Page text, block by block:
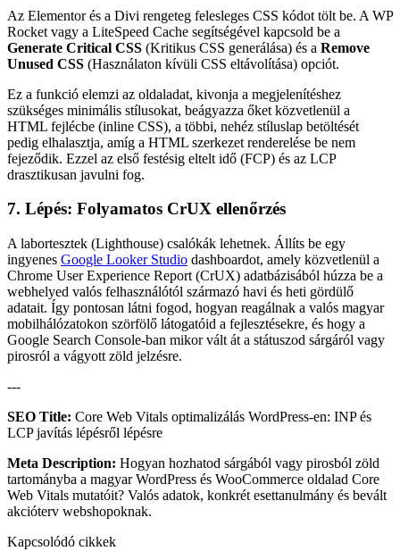
Az Elementor és a Divi rengeteg felesleges CSS kódot tölt be. A WP
Rocket vagy a LiteSpeed Cache segítségével kapcsold be a
Generate Critical CSS (Kritikus CSS generálása) és a Remove
Unused CSS (Használaton kívüli CSS eltávolítása) opciót.
Ez a funkció elemzi az oldaladat, kivonja a megjelenítéshez
szükséges minimális stílusokat, beágyazza őket közvetlenül a
HTML fejlécbe (inline CSS), a többi, nehéz stíluslap betöltését
pedig elhalasztja, amíg a HTML szerkezet renderelése be nem
fejeződik. Ezzel az első festésig eltelt idő (FCP) és az LCP
drasztikusan javulni fog.
7. Lépés: Folyamatos CrUX ellenőrzés
A labortesztek (Lighthouse) csalókák lehetnek. Állíts be egy
ingyenes Google Looker Studio dashboardot, amely közvetlenül a
Chrome User Experience Report (CrUX) adatbázisából húzza be a
webhelyed valós felhasználótól származó havi és heti gördülő
adatait. Így pontosan látni fogod, hogyan reagálnak a valós magyar
mobilhálózatokon szörfölő látogatóid a fejlesztésekre, és hogy a
Google Search Console-ban mikor vált át a státuszod sárgáról vagy
pirosról a vágyott zöld jelzésre.
---
SEO Title: Core Web Vitals optimalizálás WordPress-en: INP és
LCP javítás lépésről lépésre
Meta Description: Hogyan hozhatod sárgából vagy pirosból zöld
tartományba a magyar WordPress és WooCommerce oldalad Core
Web Vitals mutatóit? Valós adatok, konkrét esettanulmány és bevált
akcióterv webshopoknak.
Kapcsolódó cikkek